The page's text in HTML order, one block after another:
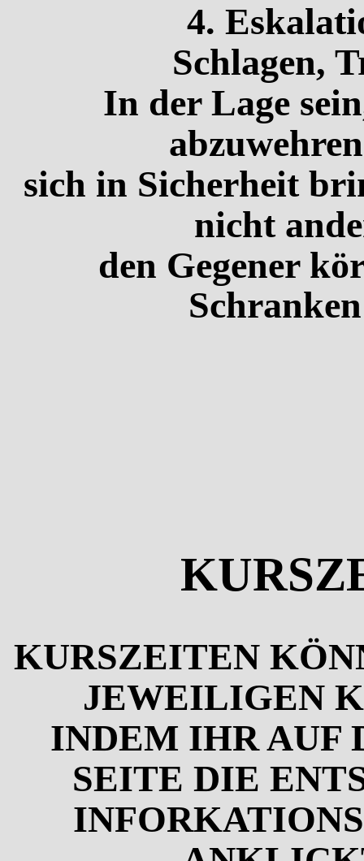
4.
Schlagen,
In der Lage
sich in Sicherheit
nicht
den Gegener
KURSZEITEN
JEWEILIGEN
INDEM IHR AUF
SEITE DIE